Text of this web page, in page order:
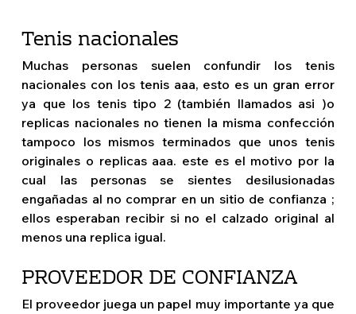
Tenis nacionales
Muchas personas suelen confundir los tenis
nacionales con los tenis aaa, esto es un gran error
ya que los tenis tipo 2 (también llamados asi )o
replicas nacionales no tienen la misma confección
tampoco los mismos terminados que unos tenis
originales o replicas aaa. este es el motivo por la
cual las personas se sientes desilusionadas
engañadas al no comprar en un sitio de confianza ;
ellos esperaban recibir si no el calzado original al
menos una replica igual.
PROVEEDOR DE CONFIANZA
El proveedor juega un papel muy importante ya que